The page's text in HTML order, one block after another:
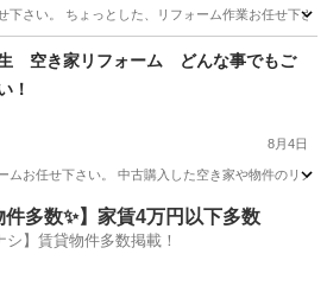
下さい。 ちょっとした、リフォーム作業お任せ下
リフォーム
空き家リフォーム どんな事でもご
！
8月4日
ムお任せ下さい。 中古購入した空き家や物件のリ
リフォーム 物件
件多数✨】家賃4万円以下多数
シ】賃貸物件多数掲載！